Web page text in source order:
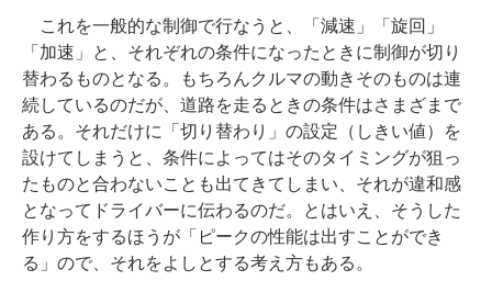
これを一般的な制御で行なうと、「減速」「旋回」
「加速」と、それぞれの条件になったときに制御が切り
替わるものとなる。もちろんクルマの動きそのものは連
続しているのだが、道路を走るときの条件はさまざまで
ある。それだけに「切り替わり」の設定（しきい値）を
設けてしまうと、条件によってはそのタイミングが狙っ
たものと合わないことも出てきてしまい、それが違和感
となってドライバーに伝わるのだ。とはいえ、そうした
作り方をするほうが「ピークの性能は出すことができ
る」ので、それをよしとする考え方もある。